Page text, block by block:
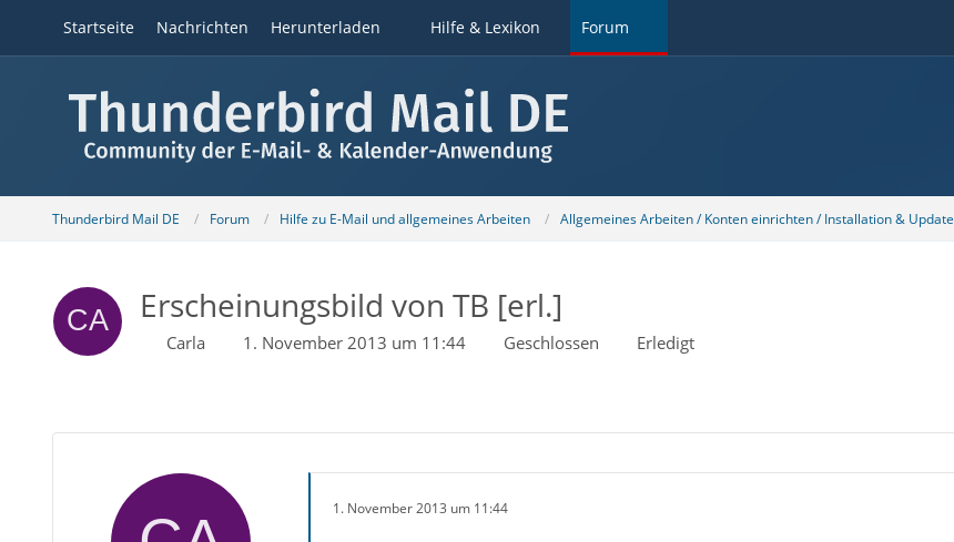
Startseite Nachrichten Herunterladen Hilfe & Lexikon Forum
Thunderbird Mail DE Forum Hilfe zu E-Mail und allgemeines Arbeiten Allgemeines Arbeiten / Konten einrichten / Installation & Update
Erscheinungsbild von TB [erl.]
Carla 1. November 2013 um 11:44 Geschlossen Erledigt
1. November 2013 um 11:44